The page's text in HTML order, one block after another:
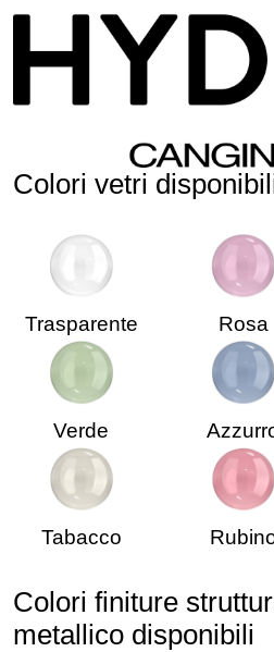
Colori vetri
Trasparente Rosa
Verde
Tabacco
Colori finiture
metallico disponibili